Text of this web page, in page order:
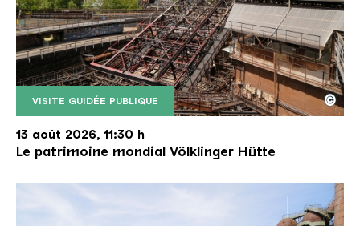
VISITE GUIDÉE PUBLIQUE
Le monte-charge incliné de la Völklinger Hütte
Copyright: Weltkulturerbe Völklinger Hütte | Karl
©
13 août 2026, 11:30 h
Le patrimoine mondial Völklinger Hütte